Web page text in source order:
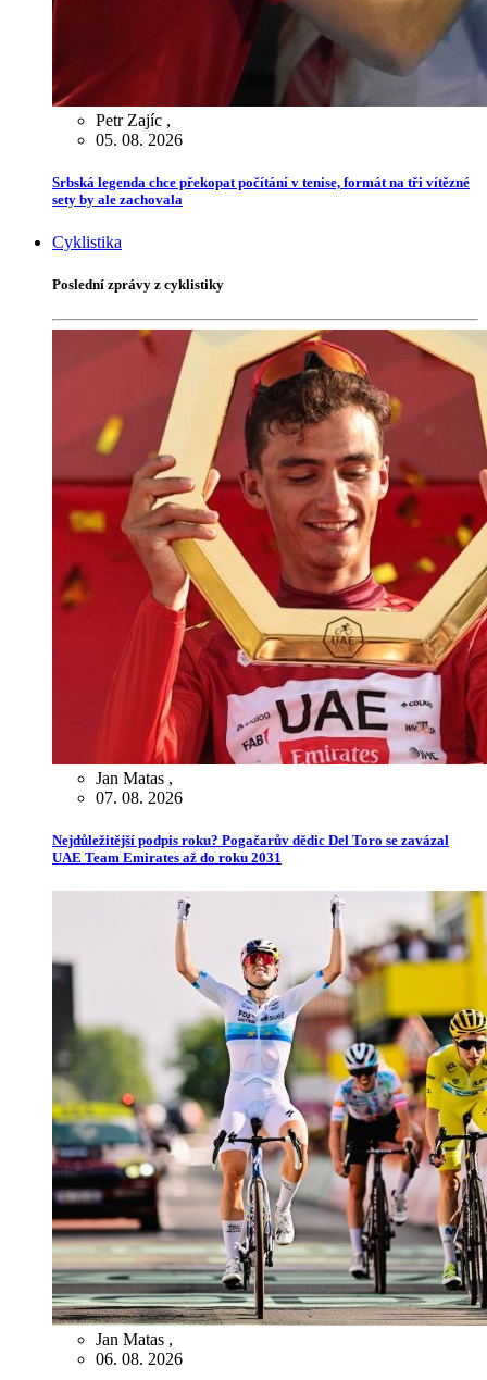
Petr Zajíc ,
05. 08. 2026
Srbská legenda chce překopat počítání v tenise, formát na tři vítězné
sety by ale zachovala
Cyklistika
Poslední zprávy z cyklistiky
Jan Matas ,
07. 08. 2026
Nejdůležitější podpis roku? Pogačarův dědic Del Toro se zavázal
UAE Team Emirates až do roku 2031
Jan Matas ,
06. 08. 2026